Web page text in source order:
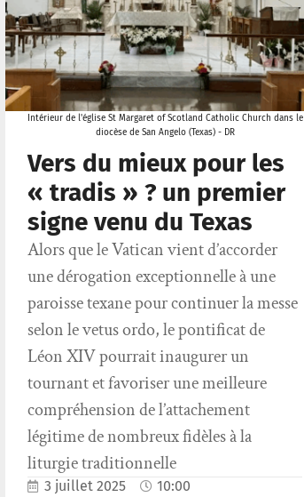
Intérieur de l'église St Margaret of Scotland Catholic Church dans le
diocèse de San Angelo (Texas) - DR
Vers du mieux pour les
« tradis » ? un premier
signe venu du Texas
Alors que le Vatican vient d’accorder
une dérogation exceptionnelle à une
paroisse texane pour continuer la messe
selon le vetus ordo, le pontificat de
Léon XIV pourrait inaugurer un
tournant et favoriser une meilleure
compréhension de l’attachement
légitime de nombreux fidèles à la
liturgie traditionnelle
3 juillet 2025 10:00